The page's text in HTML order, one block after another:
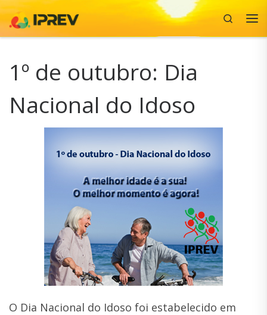
Skip to content
Search
1º de outubro: Dia
Nacional do Idoso
O Dia Nacional do Idoso foi estabelecido em